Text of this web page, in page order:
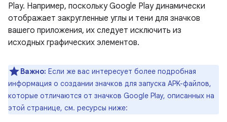
Play. Например, поскольку Google Play динамически
отображает закругленные углы и тени для значков
вашего приложения, их следует исключить из
исходных графических элементов.
Важно: Если же вас интересует более подробная
информация о создании значков для запуска APK-файлов,
которые отличаются от значков Google Play, описанных на
этой странице, см. ресурсы ниже: